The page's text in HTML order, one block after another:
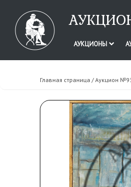
АУКЦИОНЫ
Главная страница /Аукцион